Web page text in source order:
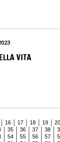
VITA
16 17 18 19
20
35 36 37 38
54 55 56 57